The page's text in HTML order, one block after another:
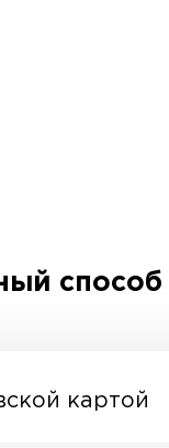
картой